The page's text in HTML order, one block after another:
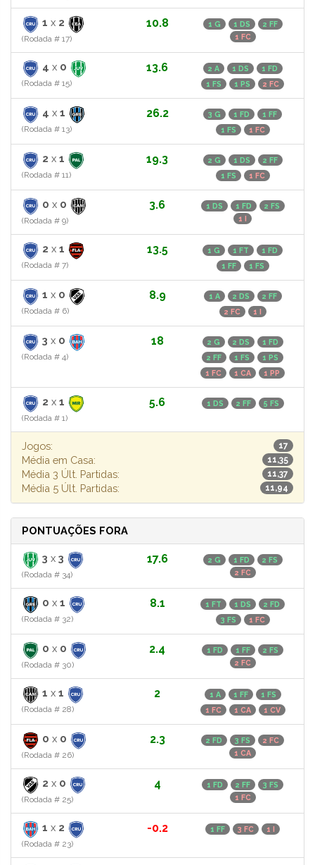
1 x 2
(Rodada # 17)
10.8 1 G 1 DS
2 FF
1 FC
4 x 0
(Rodada # 15)
13.6 2 A 1 DS
1 FD
1 FS
1 PS 2 FC
4 x 1
(Rodada # 13)
26.2 3 G 1 FD
1 FF
1 FS
1 FC
2 x 1
(Rodada # 11)
19.3 2 G 1 DS
2 FF
1 FS
1 FC
0 x 0
(Rodada # 9)
3.6 1 DS 1 FD
2 FS
1 I
2 x 1
(Rodada # 7)
13.5 1 G 1 FT
1 FD
1 FF
1 FS
1 x 0
(Rodada # 6)
8.9 1 A 2 DS
2 FF
2 FC
1 I
3 x 0
(Rodada # 4)
18 2 G 2 DS
1 FD
2 FF
1 FS
1 PS
1 FC
1 CA 1 PP
2 x 1
(Rodada # 1)
5.6 1 DS 2 FF 5 FS
Jogos: 17
Média em Casa: 11,35
Média 3 Últ. Partidas: 11,37
Média 5 Últ. Partidas: 11,94
PONTUAÇÕES FORA
3 x 3
(Rodada # 34)
17.6 2 G 1 FD
2 FS
2 FC
0 x 1
(Rodada # 32)
8.1 1 FT 1 DS
2 FD
3 FS
1 FC
0 x 0
(Rodada # 30)
2.4 1 FD 1 FF
2 FS
2 FC
1 x 1
(Rodada # 28)
2 1 A 1 FF
1 FS
1 FC
1 CA 1 CV
0 x 0
(Rodada # 26)
2.3 2 FD 3 FS
2 FC
1 CA
2 x 0
(Rodada # 25)
4 1 FD 2 FF
3 FS
1 FC
1 x 2
(Rodada # 23)
-0.2 1 FF 3 FC 1 I